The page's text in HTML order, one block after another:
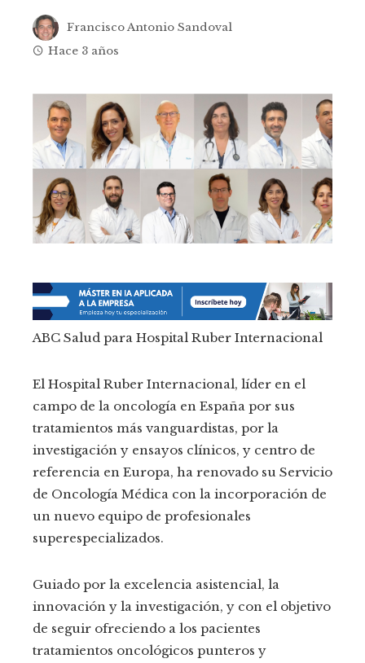
Francisco Antonio Sandoval
Hace 3 años
ABC Salud para Hospital Ruber Internacional
El Hospital Ruber Internacional, líder en el
campo de la oncología en España por sus
tratamientos más vanguardistas, por la
investigación y ensayos clínicos, y centro de
referencia en Europa, ha renovado su Servicio
de Oncología Médica con la incorporación de
un nuevo equipo de profesionales
superespecializados.
Guiado por la excelencia asistencial, la
innovación y la investigación, y con el objetivo
de seguir ofreciendo a los pacientes
tratamientos oncológicos punteros y